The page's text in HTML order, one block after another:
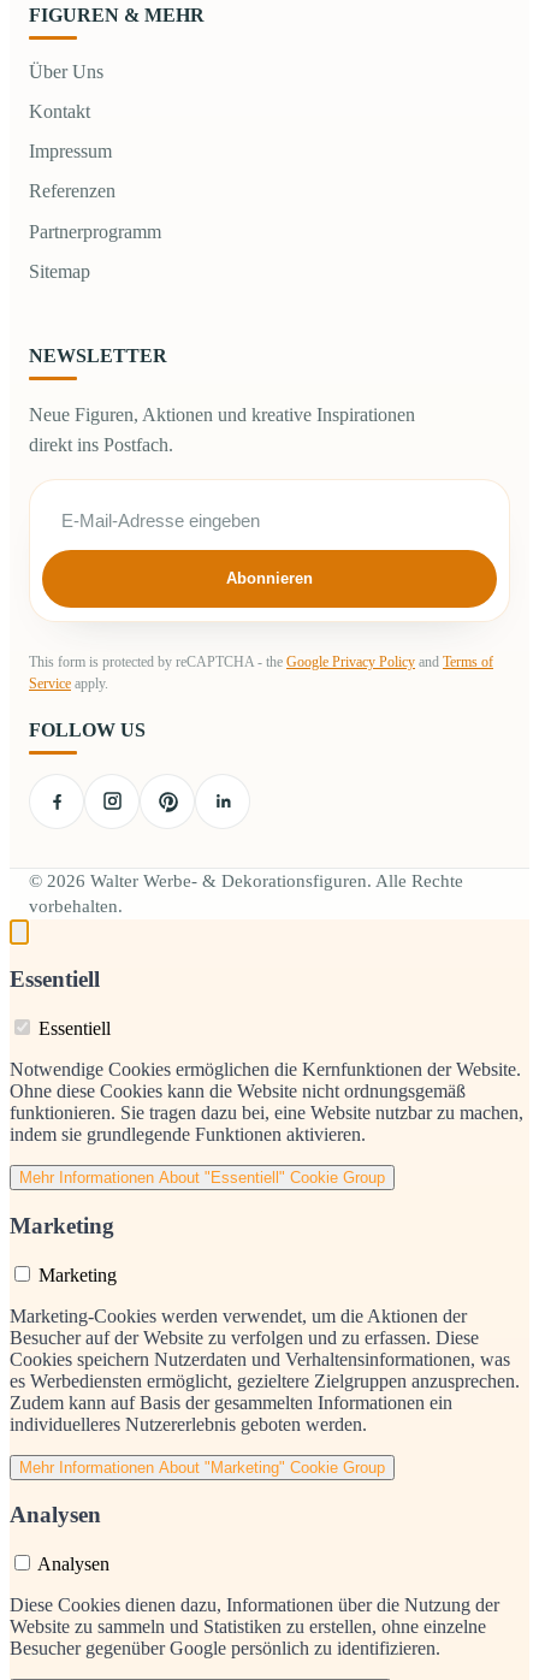
FIGUREN & MEHR
Über Uns
Kontakt
Impressum
Referenzen
Partnerprogramm
Sitemap
NEWSLETTER
Neue Figuren, Aktionen und kreative Inspirationen
direkt ins Postfach.
Abonnieren
This form is protected by reCAPTCHA - the Google Privacy Policy and Terms of
Service apply.
FOLLOW US
© 2026 Walter Werbe- & Dekorationsfiguren. Alle Rechte
vorbehalten.
Essentiell
Essentiell
Notwendige Cookies ermöglichen die Kernfunktionen der Website.
Ohne diese Cookies kann die Website nicht ordnungsgemäß
funktionieren. Sie tragen dazu bei, eine Website nutzbar zu machen,
indem sie grundlegende Funktionen aktivieren.
Mehr Informationen About "Essentiell" Cookie Group
Marketing
Marketing
Marketing-Cookies werden verwendet, um die Aktionen der
Besucher auf der Website zu verfolgen und zu erfassen. Diese
Cookies speichern Nutzerdaten und Verhaltensinformationen, was
es Werbediensten ermöglicht, gezieltere Zielgruppen anzusprechen.
Zudem kann auf Basis der gesammelten Informationen ein
individuelleres Nutzererlebnis geboten werden.
Mehr Informationen About "Marketing" Cookie Group
Analysen
Analysen
Diese Cookies dienen dazu, Informationen über die Nutzung der
Website zu sammeln und Statistiken zu erstellen, ohne einzelne
Besucher gegenüber Google persönlich zu identifizieren.